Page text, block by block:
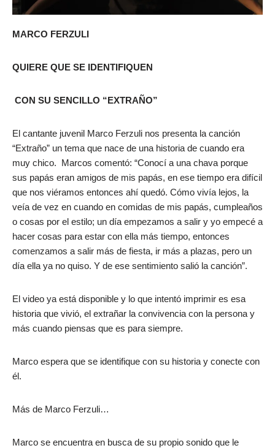
MARCO FERZULI
QUIERE QUE SE IDENTIFIQUEN
CON SU SENCILLO “EXTRAÑO”
El cantante juvenil Marco Ferzuli nos presenta la canción
“Extraño” un tema que nace de una historia de cuando era
muy chico. Marcos comentó: “Conocí a una chava porque
sus papás eran amigos de mis papás, en ese tiempo era difícil
que nos viéramos entonces ahí quedó. Cómo vivía lejos, la
veía de vez en cuando en comidas de mis papás, cumpleaños
o cosas por el estilo; un día empezamos a salir y yo empecé a
hacer cosas para estar con ella más tiempo, entonces
comenzamos a salir más de fiesta, ir más a plazas, pero un
día ella ya no quiso. Y de ese sentimiento salió la canción”.
El video ya está disponible y lo que intentó imprimir es esa
historia que vivió, el extrañar la convivencia con la persona y
más cuando piensas que es para siempre.
Marco espera que se identifique con su historia y conecte con
él.
Más de Marco Ferzuli…
Marco se encuentra en busca de su propio sonido que le